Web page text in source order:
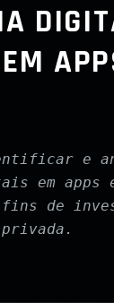
e
em apps
de